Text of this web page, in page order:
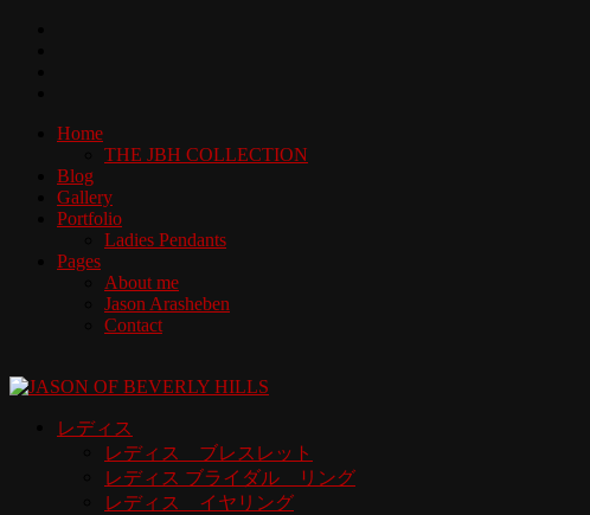
Home
THE JBH COLLECTION
Blog
Gallery
Portfolio
Ladies Pendants
Pages
About me
Jason Arasheben
Contact
レディス
レディス ブレスレット
レディス ブライダル リング
レディス イヤリング